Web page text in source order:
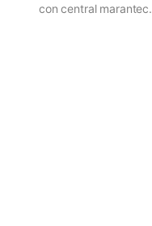
con central marantec.